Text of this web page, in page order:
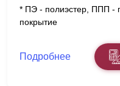
* ПЭ - полиэстер, ППП -
покрытие
Подробнее